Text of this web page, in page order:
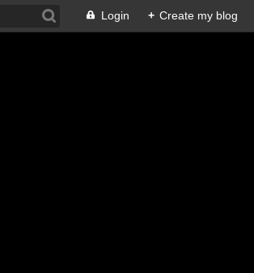
Login + Create my blog